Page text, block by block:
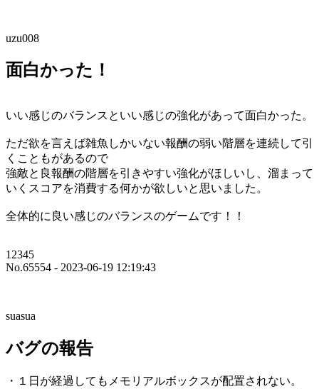
uzu008
面白かった！
いい感じのバランスといい感じの強化があって面白かった。
ただ欲を言えば雑魚しかいない報酬の弱い階層を連続して引
くこともがあるので
強敵と良報酬の階層を引きやすい強化がほしいし、溜まって
いくスコアを消費する何かが欲しいと思いました。
全体的に良い感じのバランスのゲームです！！
12345
No.65554 - 2023-06-19 12:19:43
suasua
バグの報告
・１日が経過してもメモリアルボックスが配置されない。